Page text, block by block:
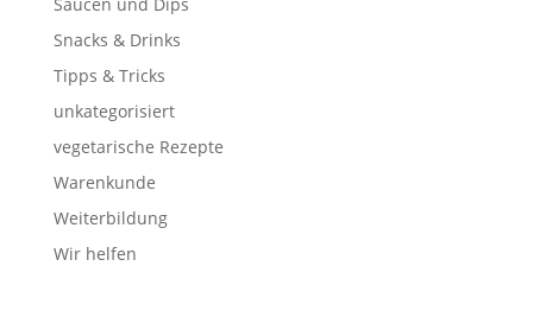
Snacks & Drinks
Tipps & Tricks
unkategorisiert
vegetarische Rezepte
Warenkunde
Weiterbildung
Wir helfen